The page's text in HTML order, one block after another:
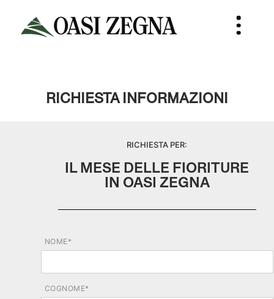
RICHIESTA INFORMAZIONI
RICHIESTA PER:
IL MESE DELLE FIORITURE
IN OASI ZEGNA
NOME*
COGNOME*